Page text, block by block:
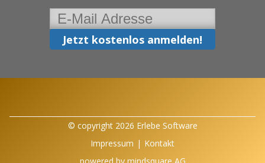
© copyright 2026 Erlebe Software
Impressum | Kontakt
powered by mindsquare AG